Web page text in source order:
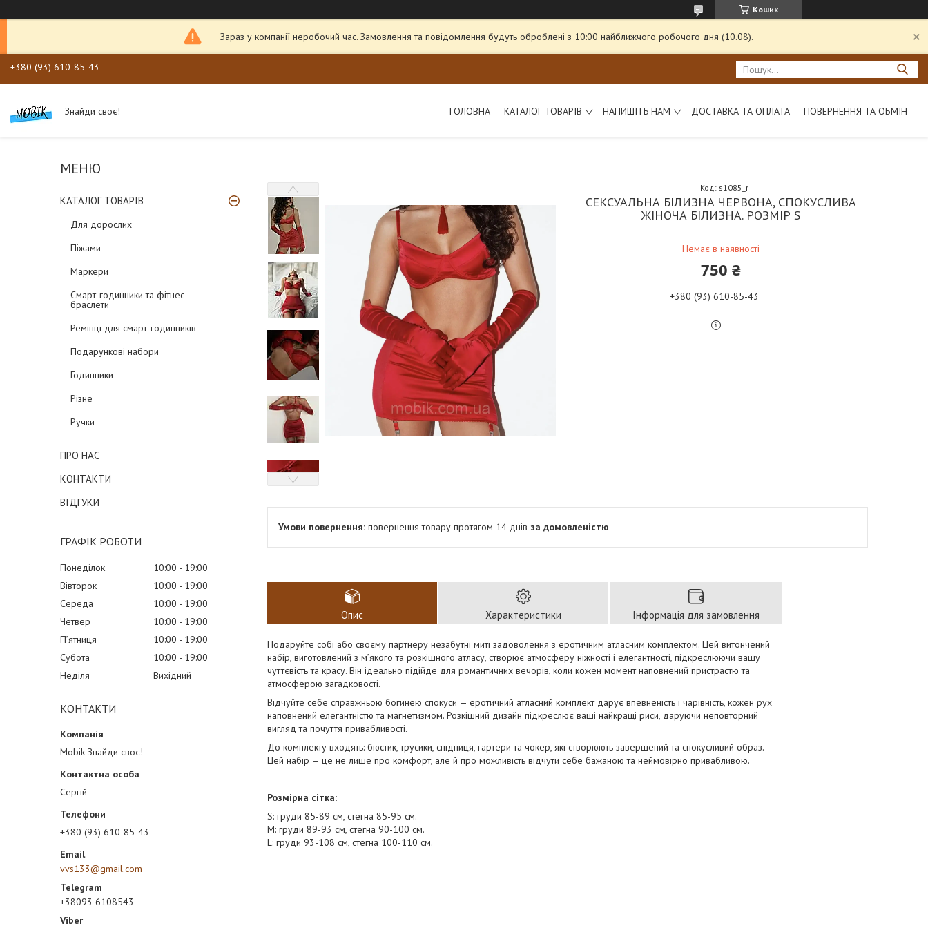
Кошик
Зараз у компанії неробочий час. Замовлення та повідомлення будуть оброблені з 10:00 найближчого робочого дня (10.08).
+380 (93) 610-85-43
Знайди своє! ГОЛОВНА КАТАЛОГ ТОВАРІВ НАПИШІТЬ НАМ ДОСТАВКА ТА ОПЛАТА ПОВЕРНЕННЯ ТА ОБМІН
КАТАЛОГ ТОВАРІВ
Для дорослих
Піжами
Маркери
Смарт-годинники та фітнес-
браслети
Ремінці для смарт-годинників
Подарункові набори
Годинники
Різне
Ручки
ПРО НАС
КОНТАКТИ
ВІДГУКИ
ГРАФІК РОБОТИ
Понеділок 10:00
19:00
Вівторок
10:00
19:00
Середа
10:00
19:00
Четвер
10:00
19:00
Пʼятниця
10:00
19:00
Субота
10:00
19:00
Неділя
Вихідний
КОНТАКТИ
Mobik Знайди своє!
Сергій
+380 (93) 610-85-43
vvs133@gmail.com
+38093 6108543
СЕКСУАЛЬНА БІЛИЗНА ЧЕРВОНА, СПОКУСЛИВА
ЖІНОЧА БІЛИЗНА. РОЗМІР S
Немає в наявності
Код: s1085_r
750 ₴
+380 (93) 610-85-43
повернення товару протягом 14 днів за домовленістю
Опис Характеристики Інформація для замовлення
Подаруйте собі або своєму партнеру незабутні миті задоволення з еротичним атласним комплектом. Цей витончений
набір, виготовлений з м’якого та розкішного атласу, створює атмосферу ніжності і елегантності, підкреслюючи вашу
чуттєвість та красу. Він ідеально підійде для романтичних вечорів, коли кожен момент наповнений пристрастю та
атмосферою загадковості.
Відчуйте себе справжньою богинею спокуси — еротичний атласний комплект дарує впевненість і чарівність, кожен рух
наповнений елегантністю та магнетизмом. Розкішний дизайн підкреслює ваші найкращі риси, даруючи неповторний
вигляд та почуття привабливості.
До комплекту входять: бюстик, трусики, спідниця, гартери та чокер, які створюють завершений та спокусливий образ.
Цей набір — це не лише про комфорт, але й про можливість відчути себе бажаною та неймовірно привабливою.
Розмірна сітка:
S: груди 85-89 см, стегна 85-95 см.
М: груди 89-93 см, стегна 90-100 см.
L: груди 93-108 см, стегна 100-110 см.